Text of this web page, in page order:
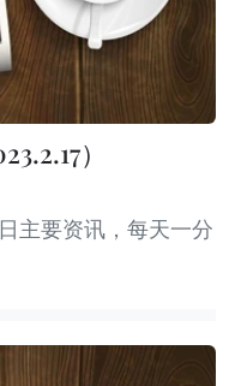
）
主要资讯，每天一分